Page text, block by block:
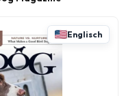
Englisch